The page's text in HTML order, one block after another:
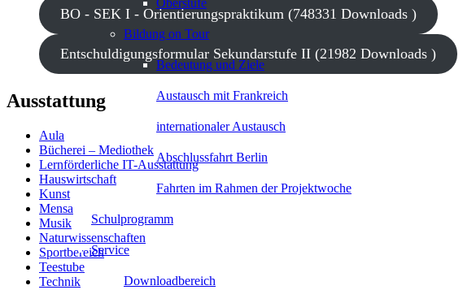
Oberstufe
Bildung on Tour
Bedeutung und Ziele
Austausch mit Frankreich
internationaler Austausch
Abschlussfahrt Berlin
Fahrten im Rahmen der Projektwoche
Schulprogramm
Service
Downloadbereich
BO - SEK I - Orientierungspraktikum (748331 Downloads )
Entschuldigungsformular Sekundarstufe II (21982 Downloads )
Ausstattung
Aula
Bücherei – Mediothek
Lernförderliche IT-Ausstattung
Hauswirtschaft
Kunst
Mensa
Musik
Naturwissenschaften
Sportbereich
Teestube
Technik